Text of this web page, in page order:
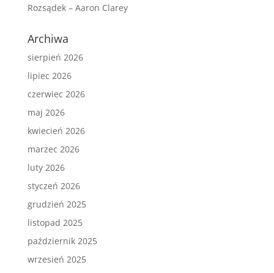
Rozsądek – Aaron Clarey
Archiwa
sierpień 2026
lipiec 2026
czerwiec 2026
maj 2026
kwiecień 2026
marzec 2026
luty 2026
styczeń 2026
grudzień 2025
listopad 2025
październik 2025
wrzesień 2025